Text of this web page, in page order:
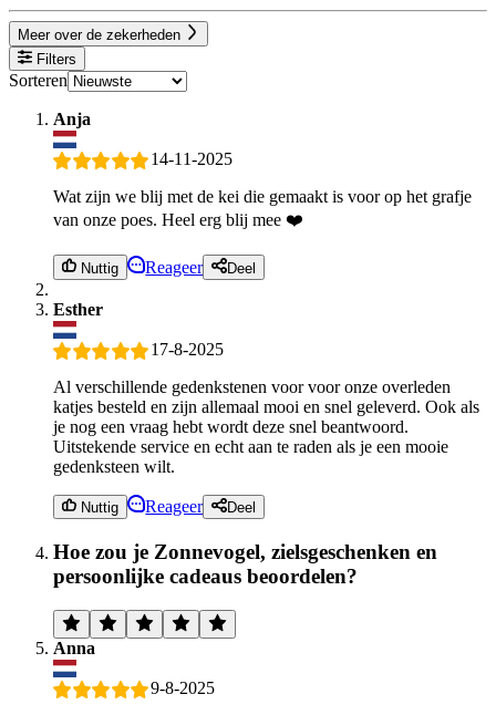
Meer over de zekerheden
Filters
Sorteren
Anja
14-11-2025
Wat zijn we blij met de kei die gemaakt is voor op het grafje
van onze poes. Heel erg blij mee ❤️
Nuttig Reageer Deel
Esther
17-8-2025
Al verschillende gedenkstenen voor voor onze overleden
katjes besteld en zijn allemaal mooi en snel geleverd. Ook als
je nog een vraag hebt wordt deze snel beantwoord.
Uitstekende service en echt aan te raden als je een mooie
gedenksteen wilt.
Nuttig Reageer Deel
Hoe zou je Zonnevogel, zielsgeschenken en
persoonlijke cadeaus beoordelen?
Anna
9-8-2025